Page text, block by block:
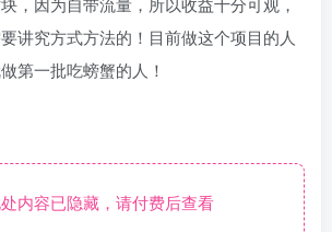
讲究方式方法的！目前做这个项目的人
第一批吃螃蟹的人！
内容已隐藏，请付费后查看